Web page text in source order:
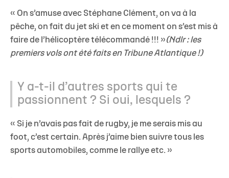
« On s’amuse avec Stéphane Clément, on va à la
pêche, on fait du jet ski et en ce moment on s’est mis à
faire de l’hélicoptère télécommandé !!! » (Ndlr : les
premiers vols ont été faits en Tribune Atlantique !)
Y a-t-il d’autres sports qui te
passionnent ? Si oui, lesquels ?
« Si je n’avais pas fait de rugby, je me serais mis au
foot, c’est certain. Après j’aime bien suivre tous les
sports automobiles, comme le rallye etc. »